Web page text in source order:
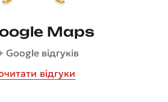
Maps
Google відгуків
відгуки